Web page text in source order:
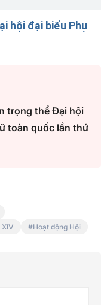
hội đại biểu Phụ
trọng thể Đại hội
toàn quốc lần thứ
Hoạt động Hội